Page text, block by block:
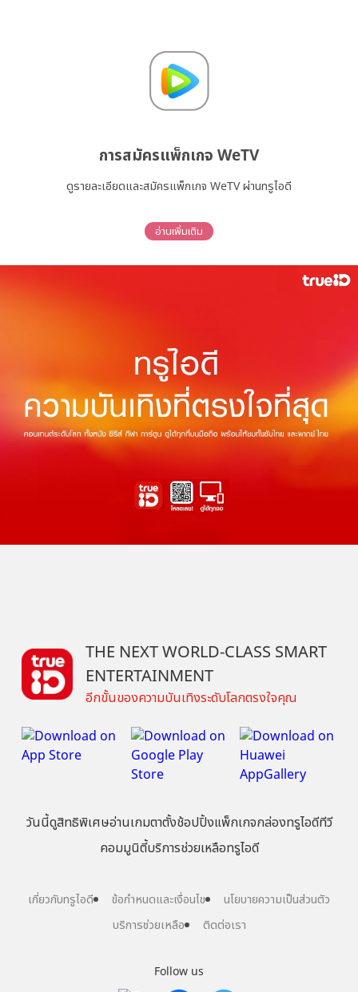
การสมัครแพ็กเกจ WeTV
ดูรายละเอียดและสมัครแพ็กเกจ WeTV ผ่านทรูไอดี
อ่านเพิ่มเติม
Follow us
THE NEXT WORLD-CLASS SMART
ENTERTAINMENT
อีกขั้นของความบันเทิงระดับโลกตรงใจคุณ
วันนี้ดูสิทธิพิเศษอ่านเกมตาตั้งช้อปปิ้งแพ็กเกจกล่องทรูไอดีทีวี
คอมมูนิตี้บริการช่วยเหลือทรูไอดี
เกี่ยวกับทรูไอดี ข้อกำหนดและเงื่อนไข
นโยบายความเป็นส่วนตัว
บริการช่วยเหลือ
ติดต่อเรา